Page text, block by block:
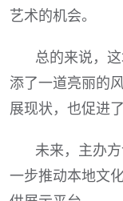
艺术的机会。
总的来说，
添了一道亮丽的
展现状，也促进
未来，主办
一步推动本地文